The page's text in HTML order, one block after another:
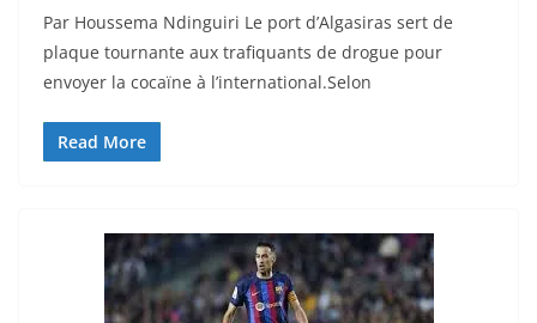
Par Houssema Ndinguiri Le port d’Algasiras sert de
plaque tournante aux trafiquants de drogue pour
envoyer la cocaïne à l’international.Selon
Read More